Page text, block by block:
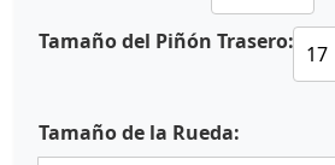
Tamaño del Piñón Trasero:
Tamaño de la Rueda: